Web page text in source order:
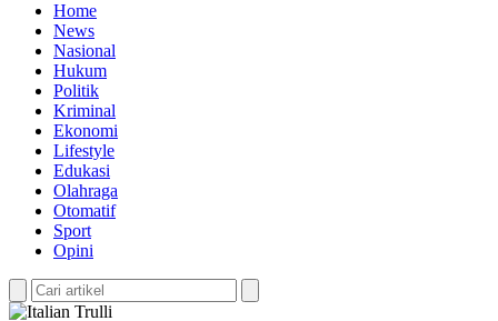
Home
News
Nasional
Hukum
Politik
Kriminal
Ekonomi
Lifestyle
Edukasi
Olahraga
Otomatif
Sport
Opini